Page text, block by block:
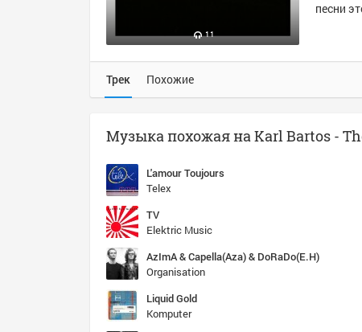
11
песни
Трек Похожие
L'amour Toujours
Telex
TV
Elektric Music
AzImA & Capella(Aza) & DoRaDo(E.H)
Organisation
Liquid Gold
Komputer